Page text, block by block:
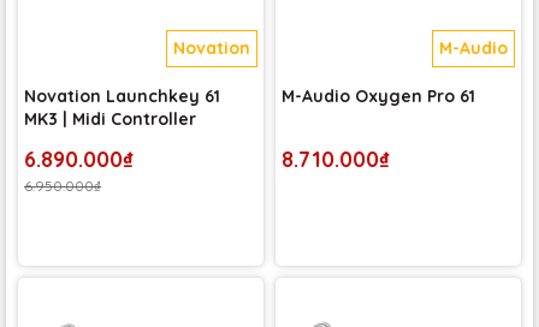
Novation
Novation Launchkey 61
MK3 | Midi Controller
6.890.000₫
6.950.000₫
M-Audio
M-Audio Oxygen Pro 61
8.710.000₫